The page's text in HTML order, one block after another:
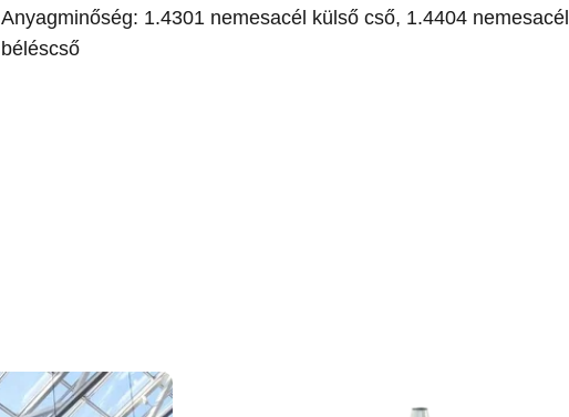
Anyagminőség: 1.4301 nemesacél külső cső, 1.4404 nemesacél
béléscső